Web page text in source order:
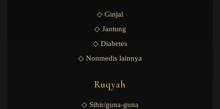
◇ Ginjal
◇ Jantung
◇ Diabetes
◇ Nonmedis lainnya
Ruqyah
◇ Sihir/guna-guna